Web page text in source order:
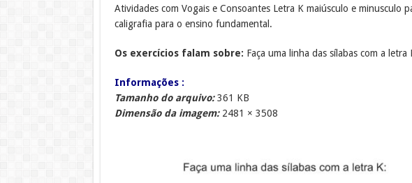
Vogais
e
k
Atividades com Vogais e Consoantes Letra K maiúsculo e minusculo
caligrafia para o ensino fundamental.
Os exercícios falam sobre: Faça uma linha das sílabas com a
Informações :
Tamanho do arquivo:361 KB
Dimensão da imagem:2481 × 3508